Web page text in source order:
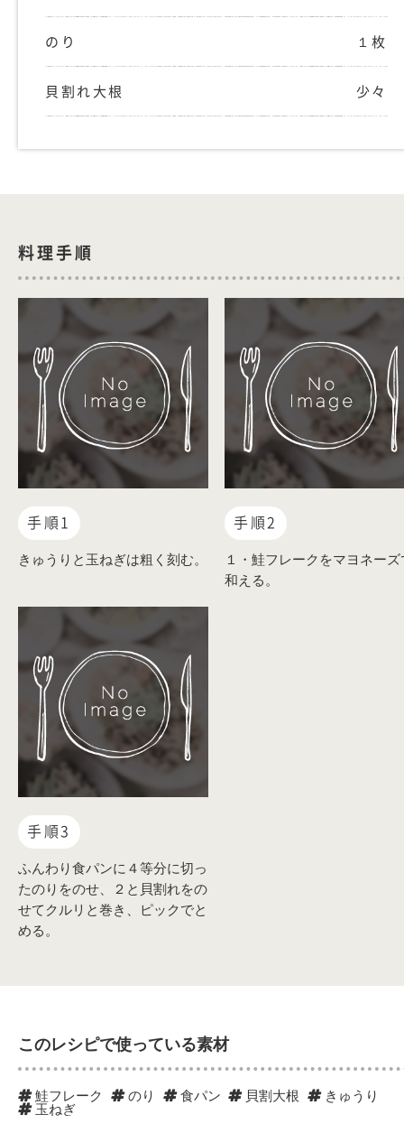
のり １枚
貝割れ大根 少々
料理手順
手順1
きゅうりと玉ねぎは粗く刻む。
手順2
１・鮭フレークをマヨネーズ
和える。
手順3
ふんわり食パンに４等分に切っ
たのりをのせ、２と貝割れをの
せてクルリと巻き、ピックでと
める。
このレシピで使っている素材
鮭フレーク のり 食パン 貝割大根
きゅうり
玉ねぎ